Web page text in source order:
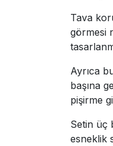
Tava
görmesi
Ayrıca
başına
pişirme
Setin üç
esneklik